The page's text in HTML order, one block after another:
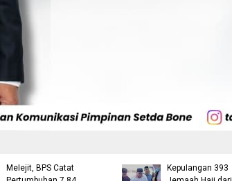
Melejit, BPS Catat
Kepulangan 393